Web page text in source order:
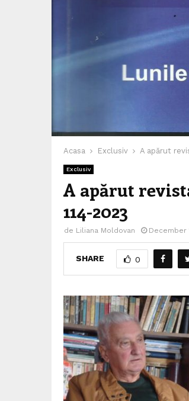
Acasa Exclusiv A apărut
Exclusiv
A apărut
114-2023
de Liliana Moldovan December
SHARE 0